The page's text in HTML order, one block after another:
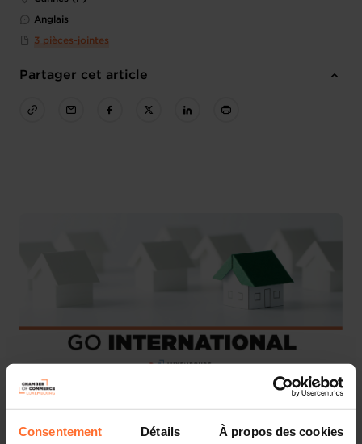
Consentement Détails À propos des cookies
Anglais
3 pièces-jointes
Partager cet article
We have the pleasure to invite you to join the National